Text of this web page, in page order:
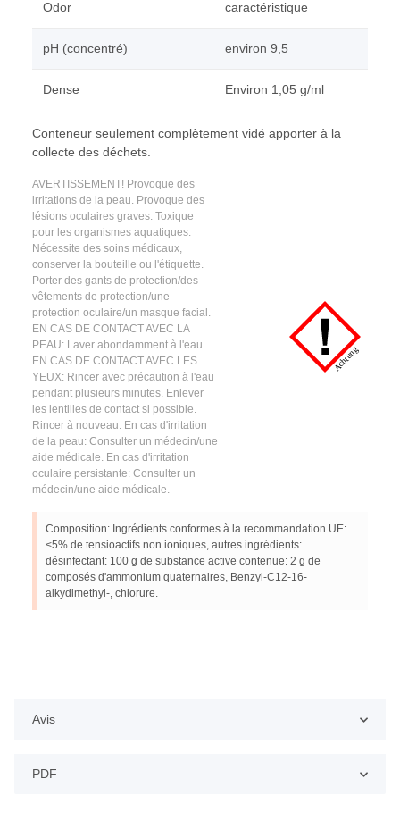
Odor caractéristique
pH (concentré) environ 9,5
Dense Environ 1,05 g/ml
Conteneur seulement complètement vidé apporter à la
collecte des déchets.
AVERTISSEMENT! Provoque des
irritations de la peau. Provoque des
lésions oculaires graves. Toxique
pour les organismes aquatiques.
Nécessite des soins médicaux,
conserver la bouteille ou l'étiquette.
Porter des gants de protection/des
vêtements de protection/une
protection oculaire/un masque facial.
EN CAS DE CONTACT AVEC LA
PEAU: Laver abondamment à l'eau.
EN CAS DE CONTACT AVEC LES
YEUX: Rincer avec précaution à l'eau
pendant plusieurs minutes. Enlever
les lentilles de contact si possible.
Rincer à nouveau. En cas d'irritation
de la peau: Consulter un médecin/une
aide médicale. En cas d'irritation
oculaire persistante: Consulter un
médecin/une aide médicale.
Composition: Ingrédients conformes à la recommandation UE:
<5% de tensioactifs non ioniques, autres ingrédients:
désinfectant: 100 g de substance active contenue: 2 g de
composés d'ammonium quaternaires, Benzyl-C12-16-
alkydimethyl-, chlorure.
Avis
PDF